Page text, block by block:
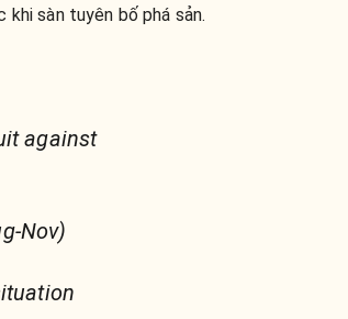
sàn tuyên bố phá sản.
against
Nov)